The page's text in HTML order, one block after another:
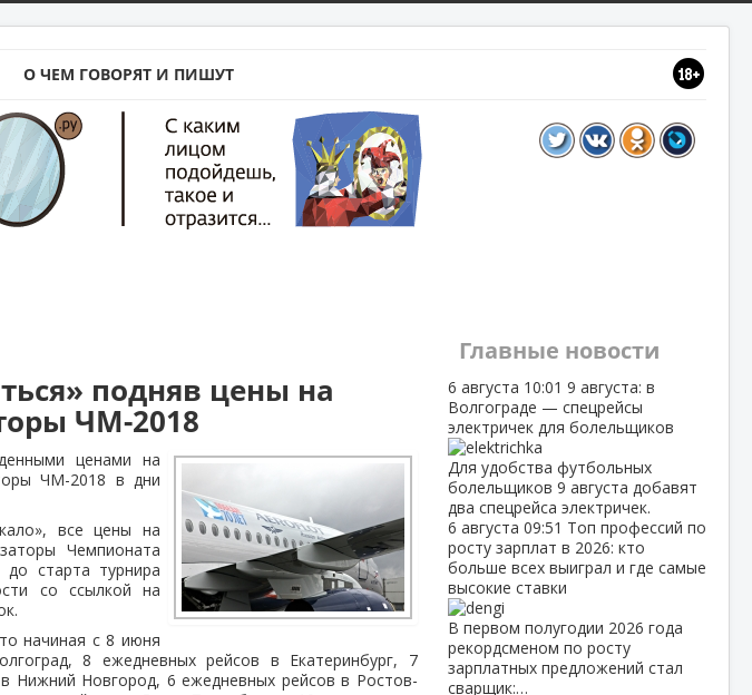
О ЧЕМ ГОВОРЯТ И ПИШУТ
подняв цены на
ЧМ-2018
ценами на
ЧМ-2018 в дни
все цены на
Чемпионата
старта турнира
со ссылкой на
начиная с 8 июня
8 ежедневных рейсов в Екатеринбург, 7
Нижний Новгород, 6 ежедневных рейсов в Ростов-
Главные новости
6 августа 10:01 9 августа: в
Волгограде — спецрейсы
электричек для болельщиков
Для удобства футбольных
болельщиков 9 августа добавят
два спецрейса электричек.
6 августа 09:51 Топ профессий по
росту зарплат в 2026: кто
больше всех выиграл и где самые
высокие ставки
В первом полугодии 2026 года
рекордсменом по росту
зарплатных предложений стал
сварщик:…